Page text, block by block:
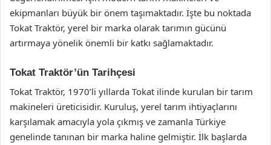
ekipmanları büyük bir önem taşımaktadır. İşte bu noktada
Tokat Traktör, yerel bir marka olarak tarımın gücünü
artırmaya yönelik önemli bir katkı sağlamaktadır.
Tokat Traktör’ün Tarihçesi
Tokat Traktör, 1970’li yıllarda Tokat ilinde kurulan bir tarım
makineleri üreticisidir. Kuruluş, yerel tarım ihtiyaçlarını
karşılamak amacıyla yola çıkmış ve zamanla Türkiye
genelinde tanınan bir marka haline gelmiştir. İlk başlarda